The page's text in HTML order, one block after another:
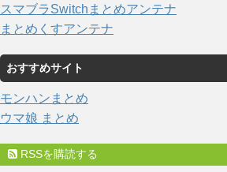
スマブラSwitchまとめアンテナ
まとめくすアンテナ
おすすめサイト
モンハンまとめ
ウマ娘 まとめ
RSSを購読する